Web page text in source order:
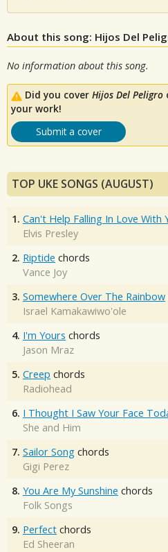
About this song: Hijos Del
No information about this song.
Did you cover Hijos Del Peligro
your work!
Submit a cover
TOP UKE SONGS (AUGUST)
1. Can't Help Falling In Love With
Elvis Presley
2. Riptide chords
Vance Joy
3. Somewhere Over The Rainbow
Israel Kamakawiwo'ole
4. I'm Yours chords
Jason Mraz
5. Creep chords
Radiohead
6. I Thought I Saw Your Face
She and Him
7. Sailor Song chords
Gigi Perez
8. You Are My Sunshine chords
Folk Songs
9. Perfect chords
Ed Sheeran